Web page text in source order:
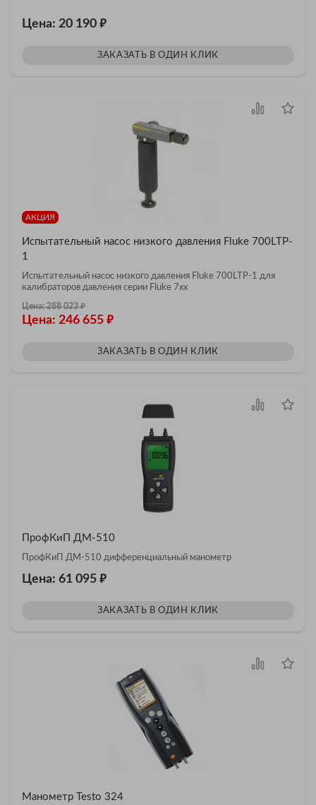
Цена: 20 190 ₽
ЗАКАЗАТЬ В ОДИН КЛИК
АКЦИЯ
Испытательный насос низкого давления Fluke 700LTP-
1
Испытательный насос низкого давления Fluke 700LTP-1 для
калибраторов давления серии Fluke 7xx
Цена: 288 023₽
Цена: 246 655 ₽
ЗАКАЗАТЬ В ОДИН КЛИК
ПрофКиП ДМ-510
ПрофКиП ДМ-510 дифференциальный манометр
Цена: 61 095 ₽
ЗАКАЗАТЬ В ОДИН КЛИК
Манометр Testo 324